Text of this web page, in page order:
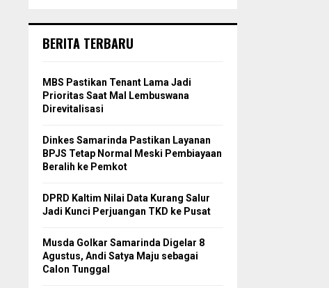
BERITA TERBARU
MBS Pastikan Tenant Lama Jadi
Prioritas Saat Mal Lembuswana
Direvitalisasi
Dinkes Samarinda Pastikan Layanan
BPJS Tetap Normal Meski Pembiayaan
Beralih ke Pemkot
DPRD Kaltim Nilai Data Kurang Salur
Jadi Kunci Perjuangan TKD ke Pusat
Musda Golkar Samarinda Digelar 8
Agustus, Andi Satya Maju sebagai
Calon Tunggal